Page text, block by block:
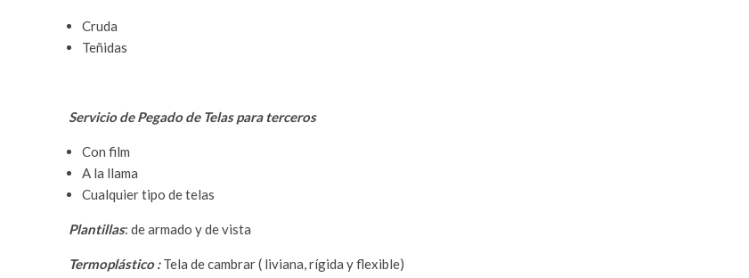
Cruda
Teñidas
Servicio de Pegado de Telas para terceros
Con film
A la llama
Cualquier tipo de telas
Plantillas: de armado y de vista
Termoplástico :Tela de cambrar ( liviana, rígida y flexible)